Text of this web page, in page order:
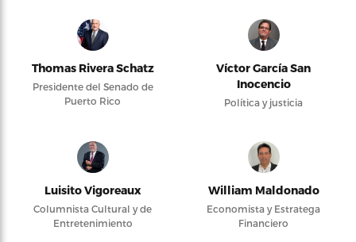
Thomas Rivera Schatz
Presidente del Senado de
Puerto Rico
Víctor García San
Inocencio
Política y justicia
Luisito Vigoreaux
Columnista Cultural y de
Entretenimiento
William Maldonado
Economista y Estratega
Financiero